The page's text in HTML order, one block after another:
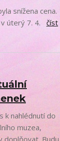
snížena cena.
v úterý 7. 4. číst
k nahlédnutí do
muzea,
doplňovat. Budu